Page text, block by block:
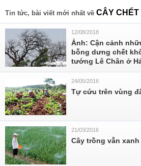
Tin tức, bài viết mới nhất về CÂY CHẾT
12/08/2018
Ảnh: Cận cảnh
bỗng dưng chết
tướng Lê Chân ở
24/05/2016
Tự cứu trên vùng
21/03/2016
Cây trồng vẫn